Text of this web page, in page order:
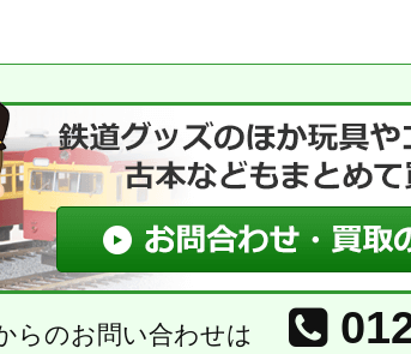
らのお問い合わせは